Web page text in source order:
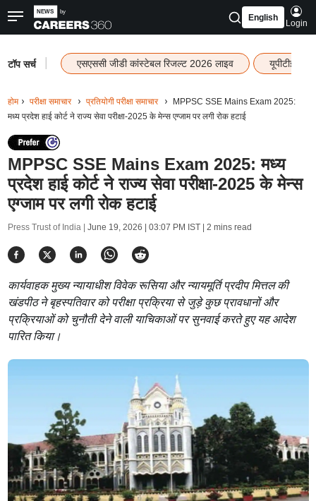
English
Login
टॉप सर्च एसएससी जीडी कांस्टेबल रिजल्ट 2026 लाइव यूपीटीईटी
होम परीक्षा समाचार प्रतियोगी परीक्षा समाचार
MPPSC SSE Mains Exam 2025:
मध्य प्रदेश हाई कोर्ट ने राज्य सेवा परीक्षा-2025 के मेन्स एग्जाम पर लगी रोक हटाई
MPPSC SSE Mains Exam 2025: मध्य
प्रदेश हाई कोर्ट ने राज्य सेवा परीक्षा-2025 के मेन्स
एग्जाम पर लगी रोक हटाई
Press Trust of India | June 19, 2026 | 03:07 PM IST| 2 mins read
कार्यवाहक मुख्य न्यायाधीश विवेक रूसिया और न्यायमूर्ति प्रदीप मित्तल की
खंडपीठ ने बृहस्पतिवार को परीक्षा प्रक्रिया से जुड़े कुछ प्रावधानों और
प्रक्रियाओं को चुनौती देने वाली याचिकाओं पर सुनवाई करते हुए यह आदेश
पारित किया।